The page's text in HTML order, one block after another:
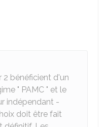
2 bénéficient d'un
" PAMC " et le
indépendant -
doit être fait